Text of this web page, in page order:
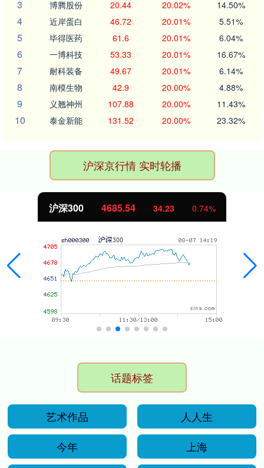
3 博腾股份 20.44 20.02% 14.50%
4 近岸蛋白 46.72 20.01% 5.51%
5 毕得医药 61.6 20.01% 6.04%
6 一博科技 53.33 20.01% 16.67%
7 耐科装备 49.67 20.01% 6.14%
8 南模生物 42.9 20.00% 4.88%
9 义翘神州 107.88 20.00% 11.43%
10 泰金新能 131.52 20.00% 23.32%
沪深京行情 实时轮播
沪深300 4685.54 34.23 0.74%
话题标签
艺术作品
人人生
今年
上海